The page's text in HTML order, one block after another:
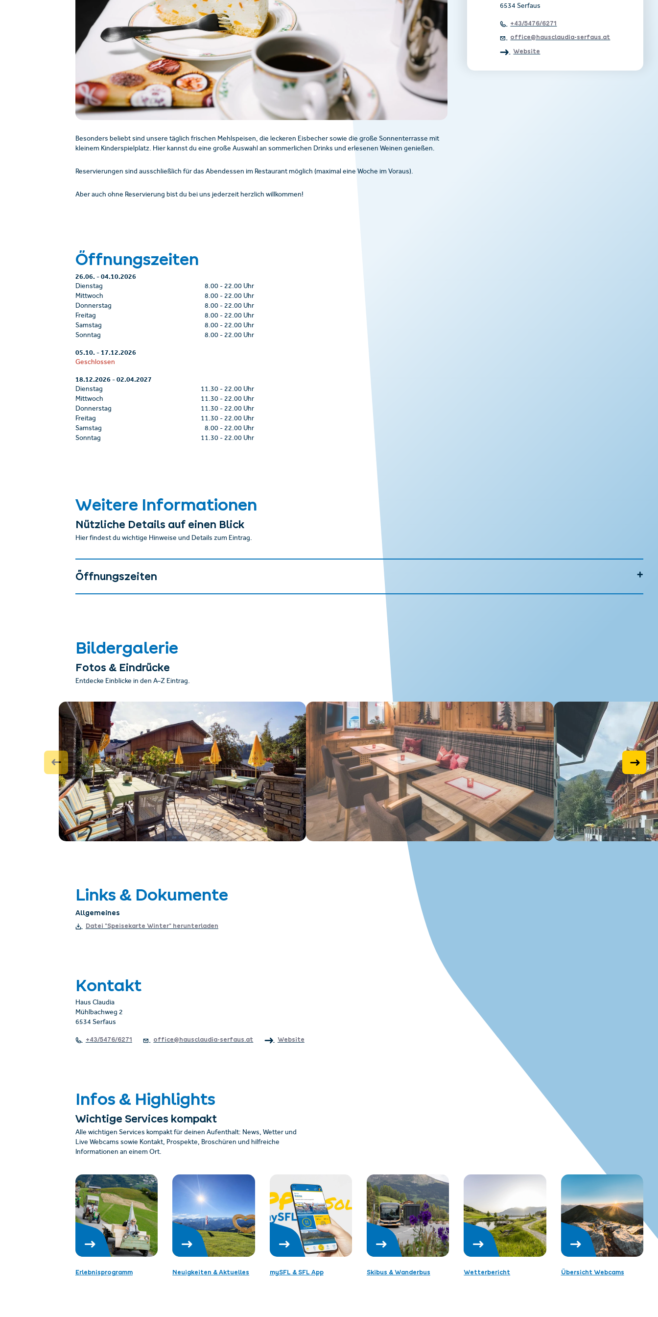
Besonders beliebt sind unsere täglich frischen Mehlspeisen, die leckeren Eisbecher sowie die große Sonnenterrasse mit
kleinem Kinderspielplatz. Hier kannst du eine große Auswahl an sommerlichen Drinks und erlesenen Weinen genießen.
Reservierungen sind ausschließlich für das Abendessen im Restaurant möglich (maximal eine Woche im Voraus).
Aber auch ohne Reservierung bist du bei uns jederzeit herzlich willkommen!
Öffnungszeiten
26.06.-04.10.2026
Dienstag 8.00- 22.00 Uhr
Mittwoch
8.00- 22.00 Uhr
Donnerstag
8.00- 22.00 Uhr
Freitag
8.00- 22.00 Uhr
Samstag
8.00- 22.00 Uhr
Sonntag
8.00- 22.00 Uhr
05.10.-17.12.2026
Geschlossen
18.12.2026-02.04.2027
Dienstag 11.30- 22.00 Uhr
Mittwoch
11.30- 22.00 Uhr
Donnerstag
11.30- 22.00 Uhr
Freitag
11.30- 22.00 Uhr
Samstag
8.00- 22.00 Uhr
Sonntag
11.30- 22.00 Uhr
6534 Serfaus
+43/5476/6271
office@hausclaudia-serfaus.at
Website
Weitere Informationen
Nützliche Details auf einen Blick
Hier findest du wichtige Hinweise und Details zum Eintrag.
Öffnungszeiten
Bildergalerie
Fotos & Eindrücke
Entdecke Einblicke in den A–Z Eintrag.
Links & Dokumente
Allgemeines
Datei "Speisekarte Winter" herunterladen
Kontakt
Haus Claudia
Mühlbachweg 2
6534 Serfaus
+43/5476/6271 office@hausclaudia-serfaus.at Website
Infos & Highlights
Wichtige Services kompakt
Alle wichtigen Services kompakt für deinen Aufenthalt: News, Wetter und
Live Webcams sowie Kontakt, Prospekte, Broschüren und hilfreiche
Informationen an einem Ort.
Erlebnisprogramm Neuigkeiten & Aktuelles mySFL & SFL App Skibus & Wanderbus Wetterbericht Übersicht Webcams